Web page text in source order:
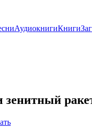
АудиокнигиКниги
зенитный